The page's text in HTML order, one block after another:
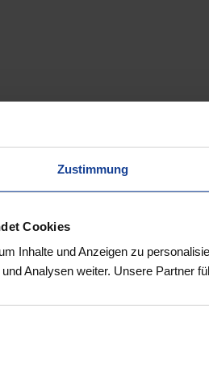
Zustimmung
Cookies
Inhalte und Anzeigen zu
Analysen weiter. Unsere Partner